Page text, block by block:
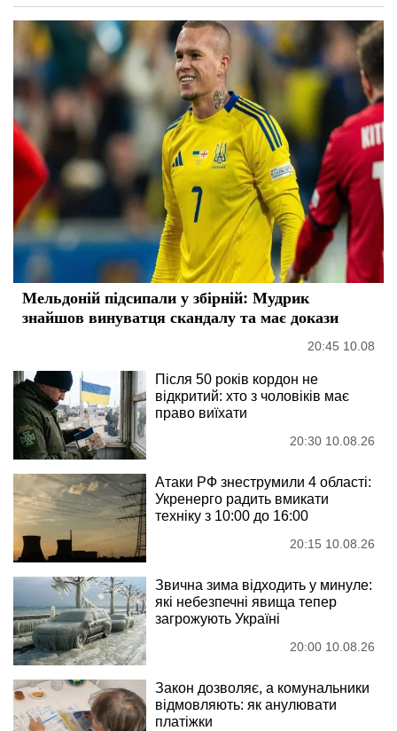
Мельдоній підсипали у збірній: Мудрик
знайшов винуватця скандалу та має докази
20:45 10.08
Після 50 років кордон не
відкритий: хто з чоловіків має
право виїхати
20:30 10.08.26
Атаки РФ знеструмили 4 області:
Укренерго радить вмикати
техніку з 10:00 до 16:00
20:15 10.08.26
Звична зима відходить у минуле:
які небезпечні явища тепер
загрожують Україні
20:00 10.08.26
Закон дозволяє, а комунальники
відмовляють: як анулювати
платіжки